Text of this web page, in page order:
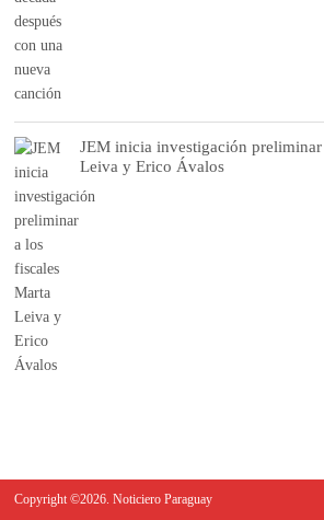
JEM inicia investigación
Leiva y Erico Ávalos
Copyright ©2026. Noticiero Paraguay